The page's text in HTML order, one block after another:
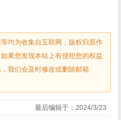
均为收集自互联网；版权归原作
果您发现本站上有侵犯您的权益
我们会及时修改或删除邮箱
最后编辑于：2024/3/23